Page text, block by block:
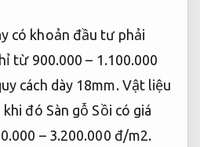
có khoản đầu tư phải
từ 900.000 – 1.100.000
cách dày 18mm. Vật liệu
đó Sàn gỗ Sồi có giá
– 3.200.000 đ/m2.